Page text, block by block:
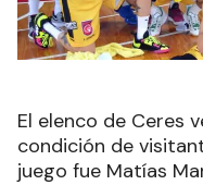
El elenco de Ceres
condición de
juego fue Matías